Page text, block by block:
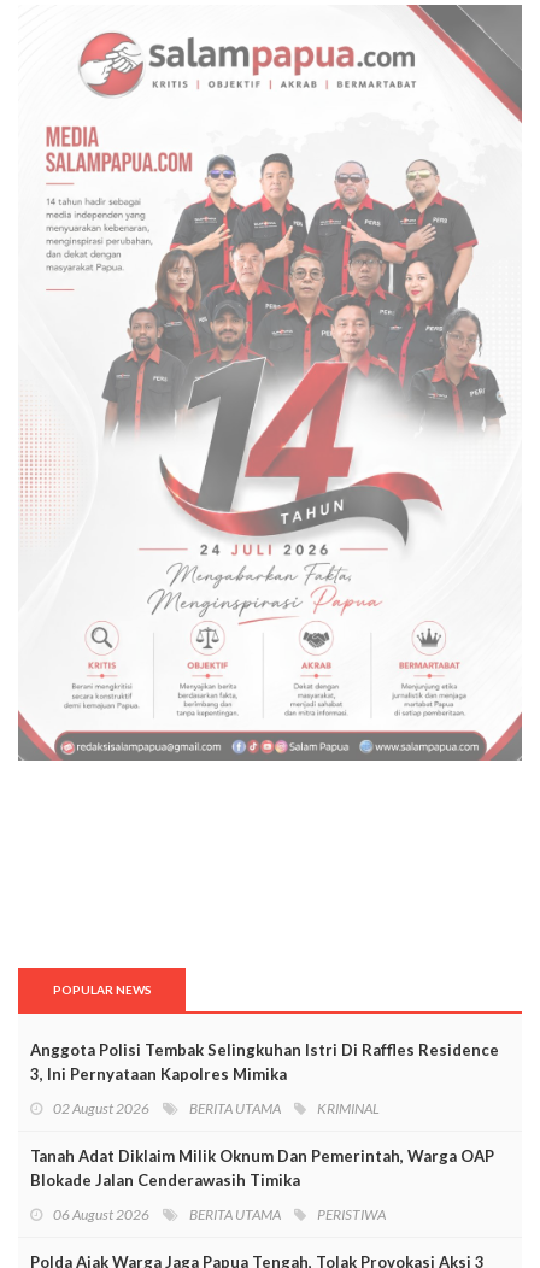
POPULAR NEWS
Anggota Polisi Tembak Selingkuhan Istri Di Raffles Residence
3, Ini Pernyataan Kapolres Mimika
02 August 2026 BERITA UTAMA KRIMINAL
Tanah Adat Diklaim Milik Oknum Dan Pemerintah, Warga OAP
Blokade Jalan Cenderawasih Timika
06 August 2026 BERITA UTAMA PERISTIWA
Polda Ajak Warga Jaga Papua Tengah, Tolak Provokasi Aksi 3